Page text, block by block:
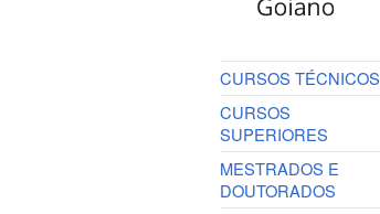
CURSOS TÉCNICOS
CURSOS
SUPERIORES
MESTRADOS E
DOUTORADOS